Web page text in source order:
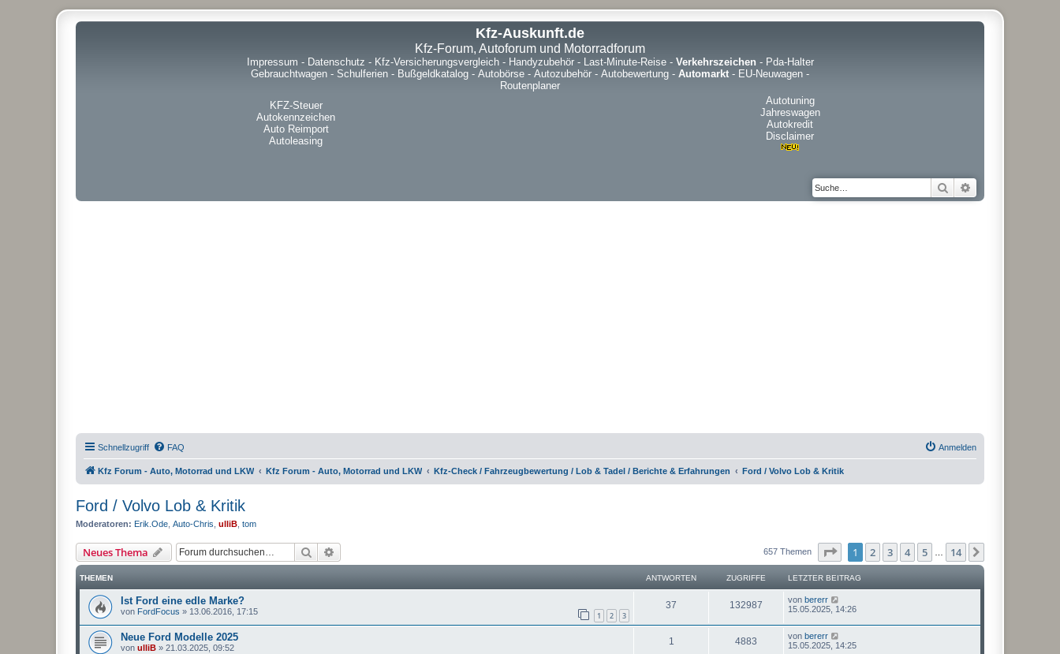
Kfz-Auskunft.de
Kfz-Forum, Autoforum und Motorradforum
Impressum - Datenschutz - Kfz-Versicherungsvergleich- Handyzubehör- Last-Minute-Reise- Verkehrszeichen- Pda-Halter
Gebrauchtwagen - Schulferien - Bußgeldkatalog - Autobörse - Autozubehör - Autobewertung - Automarkt - EU-Neuwagen -
Routenplaner
KFZ-Steuer
Autokennzeichen
Auto Reimport
Autoleasing
Autotuning
Jahreswagen
Autokredit
Disclaimer
Suche
Schnellzugriff FAQ Anmelden
Kfz Forum - Auto, Motorrad und LKW Kfz Forum - Auto, Motorrad und LKW Kfz-Check / Fahrzeugbewertung / Lob & Tadel / Berichte & Erfahrungen Ford / Volvo Lob & Kritik
Ford / Volvo Lob & Kritik
Moderatoren: Erik.Ode Auto-Chris ulliB tom
Neues Thema Suche 657 Themen Seite von14
1 2 3 4 5 14
THEMEN ANTWORTEN ZUGRIFFE LETZTER BEITRAG
Ist Ford eine edle Marke?
von FordFocus » 13.06.2016, 17:15 1 2 3
37 132987 von bererr
15.05.2025, 14:26
Neue Ford Modelle 2025
von ulliB » 21.03.2025, 09:52
1 4883 von bererr
15.05.2025, 14:25